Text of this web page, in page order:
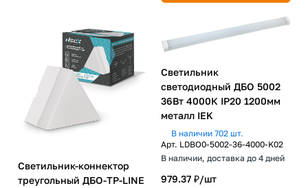
Светильник-коннектор
треугольный ДБО-ТР-LINE
Светильник
светодиодный ДБО 5002
36Вт 4000К IP20 1200мм
металл IEK
В наличии 702 шт.
Арт. LDBO0-5002-36-4000-K02
В наличии, доставка до 4 дней
979.37 ₽/шт